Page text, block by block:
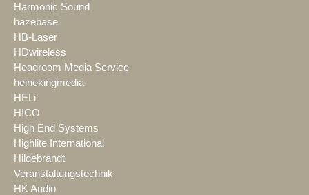
Harmonic Sound
hazebase
HB-Laser
HDwireless
Headroom Media Service
heinekingmedia
HELi
HICO
High End Systems
Highlite International
Hildebrandt
Veranstaltungstechnik
HK Audio